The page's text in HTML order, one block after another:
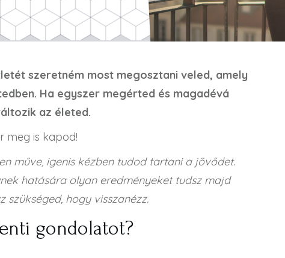
szeretném most megosztani veled, amely
Ha egyszer megérted és magadévá
az életed.
meg is kapod!
műve, igenis kézben tudod tartani a jövődet.
hatására olyan eredményeket tudsz majd
szükséged, hogy visszanézz.
gondolatot?